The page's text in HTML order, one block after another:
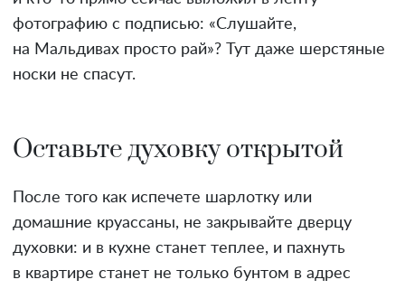
фотографию с подписью: «Слушайте,
на Мальдивах просто рай»? Тут даже шерстяные
носки не спасут.
Оставьте духовку открытой
После того как испечете шарлотку или
домашние круассаны, не закрывайте дверцу
духовки: и в кухне станет теплее, и пахнуть
в квартире станет не только бунтом в адрес